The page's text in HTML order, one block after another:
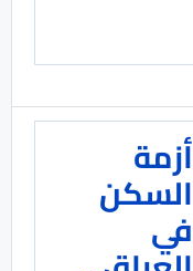
أزمة
السكن
في